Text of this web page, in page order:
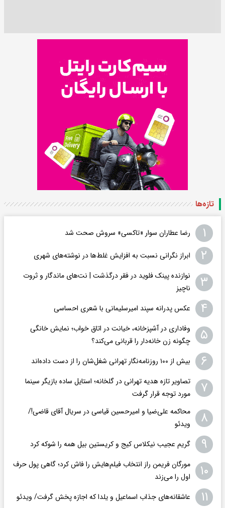
تازه‌ها
۱ رضا عطاران سوار «تاکسی» سروش صحت شد
۲ ابراز نگرانی نسبت به افزایش غلط‌ها در نوشته‌های شهری
۳
نوازنده پینک فلوید در فقر درگذشت | نت‌های ماندگار و ثروت
ناچیز
۴ عکس پدرانه سپند امیرسلیمانی با شعری احساسی
۵
وفاداری در آشپزخانه، خیانت در اتاق خواب؛ نمایش خانگی
چگونه زن خانه‌دار را قربانی می‌کند؟
۶ بیش از ۱۰۰ روزنامه‌نگار تهرانی شغل‌شان را از دست داده‌اند
۷
تصاویر تازه هدیه تهرانی در گلخانه؛ استایل ساده بازیگر سینما
مورد توجه قرار گرفت
۸
محاکمه علی‌ضیا و امیرحسین قیاسی در سریال آقای قاضی!/
ویدئو
۹ گریم عجیب نیکلاس کیج و کریستین بیل همه را شوکه کرد
۱۰
مورگان فریمن راز انتخاب فیلم‌هایش را فاش کرد؛ گاهی پول حرف
اول را می‌زند
۱۱ عاشقانه‌های جذاب اسماعیل و یلدا که اجازه پخش گرفت/ ویدئو